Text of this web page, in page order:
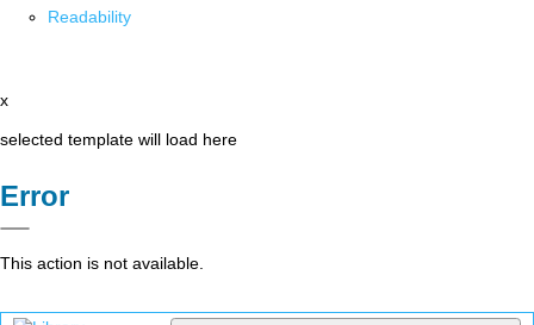
Readability
x
selected template will load here
Error
This action is not available.